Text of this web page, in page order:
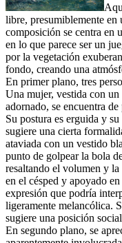
libre, presumiblemente en
composición se centra en
en lo que parece ser un
por la vegetación
fondo, creando una
En primer plano, tres
Una mujer, vestida con
adornado, se encuentra
Su postura es erguida y
sugiere una cierta
ataviada con un vestido
punto de golpear la bola
resaltando el volumen y
en el césped y apoyado
expresión que podría
ligeramente melancólica.
sugiere una posición
En segundo plano, se